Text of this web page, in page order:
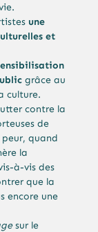
une
et
grâce au
culture.
contre la
de
quand
la
à-vis des
que la
encore une
sur le